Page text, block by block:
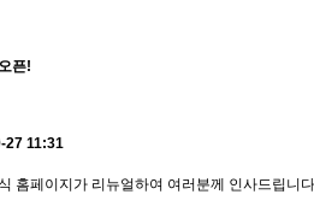
픈!
27 11:31
홈페이지가 리뉴얼하여 여러분께 인사드립니